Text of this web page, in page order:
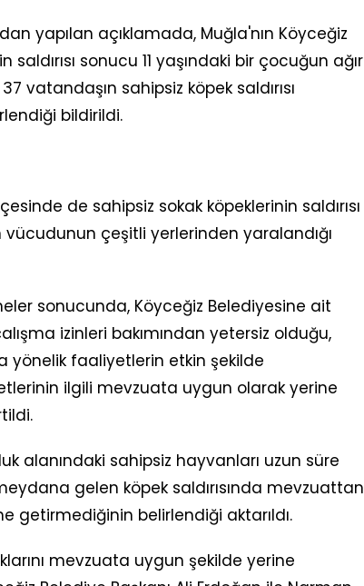
yapılan açıklamada, Muğla'nın Köyceğiz
sonucu 11 yaşındaki bir çocuğun ağır
vatandaşın sahipsiz köpek saldırısı
bildirildi.
de sahipsiz sokak köpeklerinin saldırısı
vücudunun çeşitli yerlerinden yaralandığı
sonucunda, Köyceğiz Belediyesine ait
izinleri bakımından yetersiz olduğu,
yönelik faaliyetlerin etkin şekilde
ilgili mevzuata uygun olarak yerine
alanındaki sahipsiz hayvanları uzun süre
gelen köpek saldırısında mevzuattan
getirmediğinin belirlendiği aktarıldı.
mevzuata uygun şekilde yerine